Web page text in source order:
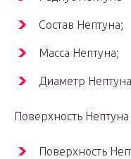
Состав Нептуна;
Масса Нептуна;
Диаметр
Поверхность Нептуна
Поверхность